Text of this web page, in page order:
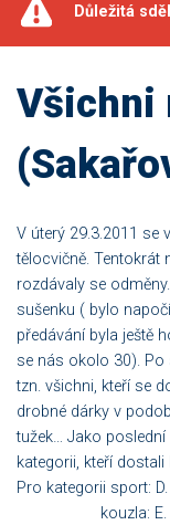
Důležitá
Všichni
V úterý 29.3.2011 se
tělocvičně. Tentokrát
rozdávaly se
sušenku ( bylo
předávání byla ještě
se nás okolo 30).
tzn. všichni, kteří se
drobné dárky v
tužek… Jako poslední
kategorii, kteří
Pro kategorii sport:
kouzla: E.